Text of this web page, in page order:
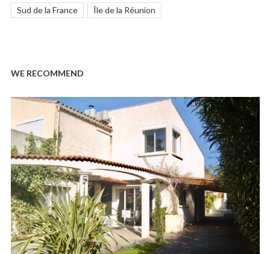
Sud de la France Île de la Réunion
WE RECOMMEND